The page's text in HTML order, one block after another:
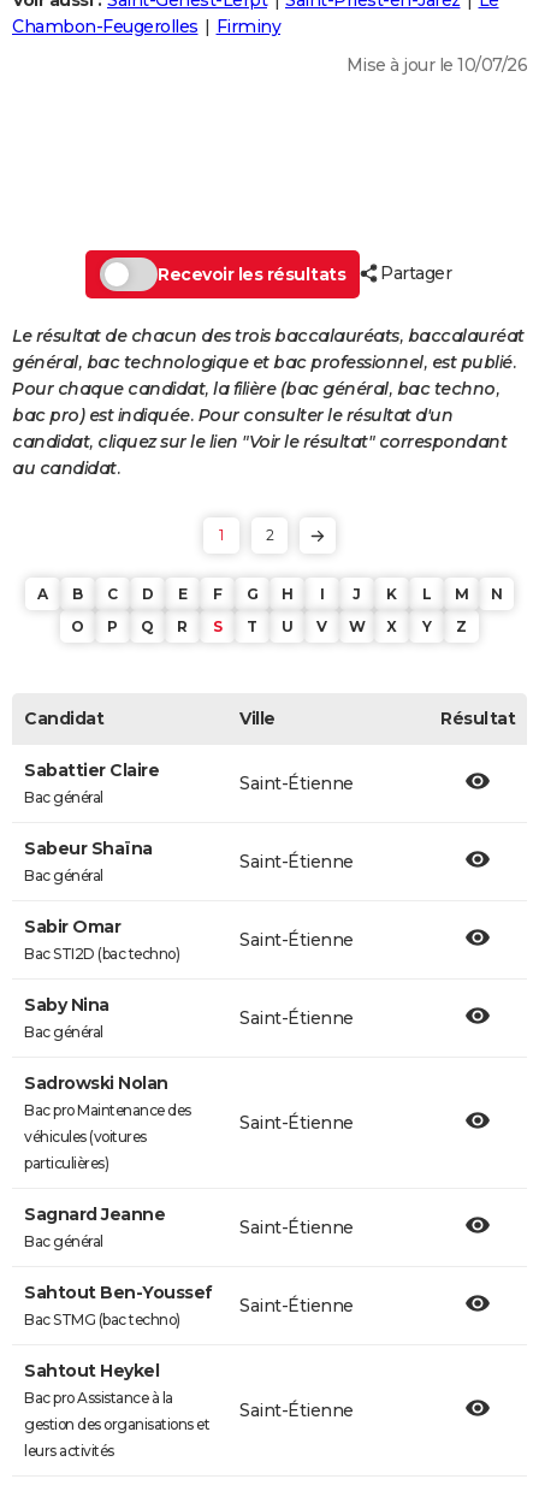
Destinations
City break
Voyage nature
Voyage de noces
Forum
Climat
+
PHOTO
Dictionnaire
PROGRAMME TV
S'inscrire
Se connecter
Lycées
Collèges
Primaires
Universités
Entreprises
Service militaire
Avis de recherche
AVIS DE DÉCÈS
FORUM
Bricolage
Lifestyle
Culture
Sport
Auto
Television
Voyage
Cinema
Chambon-Feugerolles
Firminy
Mise à jour le 10/07/26
Recevoir les résultats Partager
Le résultat de chacun des trois baccalauréats, baccalauréat
général, bac technologique et bac professionnel, est publié.
Pour chaque candidat, la filière (bac général, bac techno,
bac pro) est indiquée. Pour consulter le résultat d'un
candidat, cliquez sur le lien "Voir le résultat" correspondant
au candidat.
1 2
A B C D E F G H I J K L M
N
O
P Q R S T U V W X Y Z
Candidat Ville Résultat
Sabattier Claire
Bac général
Saint-Étienne
Sabeur Shaïna
Bac général
Saint-Étienne
Sabir Omar
Bac STI2D (bac techno)
Saint-Étienne
Saby Nina
Bac général
Saint-Étienne
Sadrowski Nolan
Bac pro Maintenance des
véhicules (voitures
particulières)
Saint-Étienne
Sagnard Jeanne
Bac général
Saint-Étienne
Sahtout Ben-Youssef
Bac STMG (bac techno)
Saint-Étienne
Sahtout Heykel
Bac pro Assistance à la
gestion des organisations et
leurs activités
Saint-Étienne